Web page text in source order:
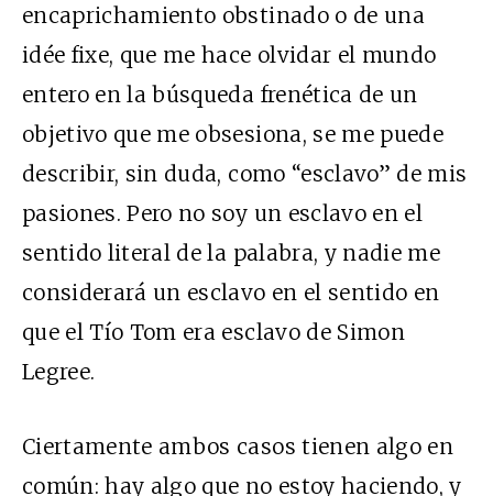
encaprichamiento obstinado o de una
idée fixe, que me hace olvidar el mundo
entero en la búsqueda frenética de un
objetivo que me obsesiona, se me puede
describir, sin duda, como “esclavo” de mis
pasiones. Pero no soy un esclavo en el
sentido literal de la palabra, y nadie me
considerará un esclavo en el sentido en
que el Tío Tom era esclavo de Simon
Legree.
Ciertamente ambos casos tienen algo en
común: hay algo que no estoy haciendo, y